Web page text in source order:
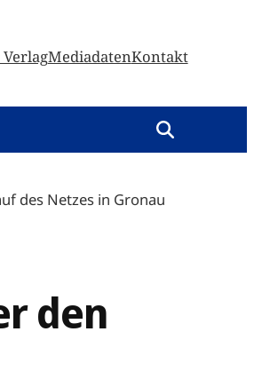
MediadatenKontakt
des Netzes in Gronau
den